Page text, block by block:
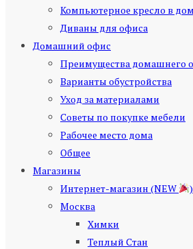
Компьютерное кресло в дом
Диваны для офиса
Домашний офис
Преимущества домашнего
Варианты обустройства
Уход за материалами
Советы по покупке мебели
Рабочее место дома
Общее
Магазины
Интернет-магазин (NEW
)
Москва
Химки
Теплый Стан